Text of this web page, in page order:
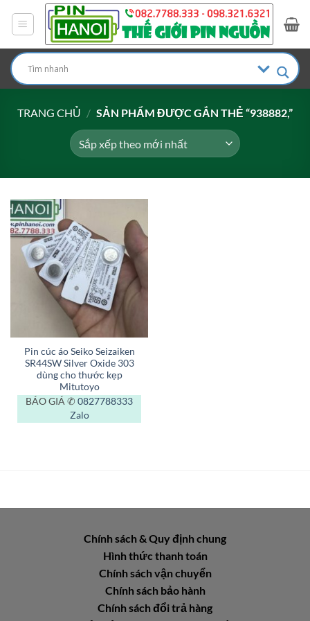
dung
TRANG CHỦ / SẢN PHẨM ĐƯỢC GẮN THẺ “938882,”
Pin cúc áo Seiko Seizaiken
SR44SW Silver Oxide 303
dùng cho thước kẹp
Mitutoyo
BÁO GIÁ ✆ 0827788333
Zalo
Chính sách & Quy định chung
Hình thức thanh toán
Chính sách vận chuyển
Chính sách bảo hành
Chính sách đổi trả hàng